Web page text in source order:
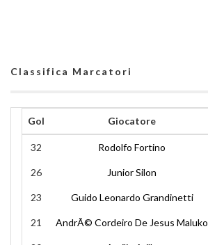
Classifica Marcatori
Gol Giocatore
32 Rodolfo Fortino
26 Junior Silon
23 Guido Leonardo Grandinetti
21 AndrÃ© Cordeiro De Jesus Maluko